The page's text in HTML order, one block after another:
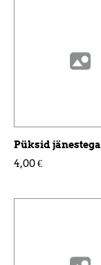
Püksid jänestega
4,00 €